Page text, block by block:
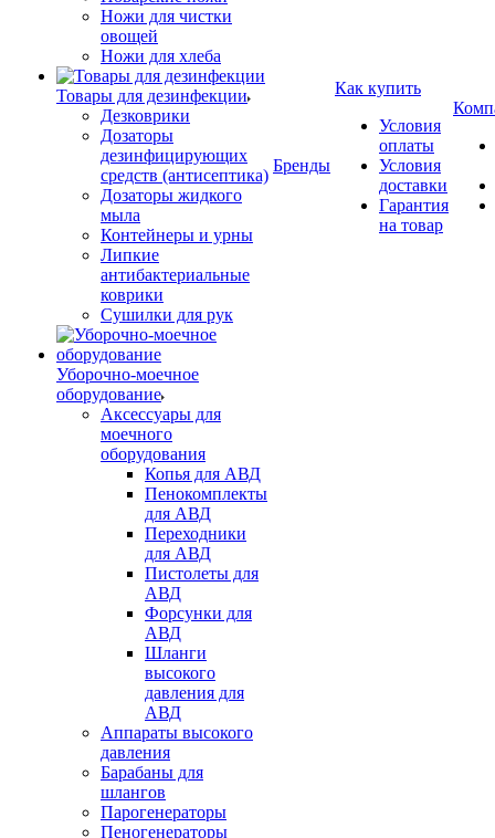
Ножи для чистки
овощей
Ножи для хлеба
Товары для дезинфекции
Дезковрики
Дозаторы
дезинфицирующих
средств (антисептика)
Дозаторы жидкого
мыла
Контейнеры и урны
Липкие
антибактериальные
коврики
Сушилки для рук
Уборочно-моечное
оборудование
Аксессуары для
моечного
оборудования
Копья для АВД
Пенокомплекты
для АВД
Переходники
для АВД
Пистолеты для
АВД
Форсунки для
АВД
Шланги
высокого
давления для
АВД
Аппараты высокого
давления
Барабаны для
шлангов
Парогенераторы
Пеногенераторы
Бренды
Как купить
Условия
оплаты
Условия
доставки
Гарантия
на товар